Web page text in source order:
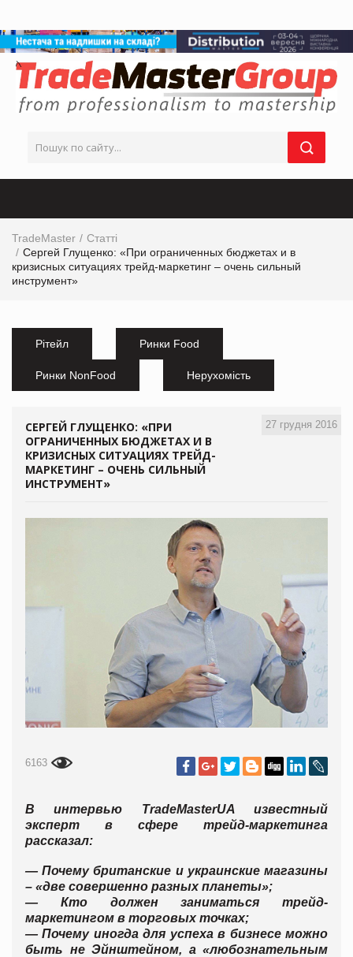
TradeMaster
Статті
Сергей Глущенко: «При ограниченных бюджетах и в
кризисных ситуациях трейд-маркетинг – очень сильный
инструмент»
Рітейл Ринки Food
Ринки NonFood Нерухомість
27 грудня 2016
СЕРГЕЙ ГЛУЩЕНКО: «ПРИ
ОГРАНИЧЕННЫХ БЮДЖЕТАХ И В
КРИЗИСНЫХ СИТУАЦИЯХ ТРЕЙД-
МАРКЕТИНГ – ОЧЕНЬ СИЛЬНЫЙ
ИНСТРУМЕНТ»
6163
В интервью TradeMasterUA известный
эксперт в сфере трейд-маркетинга
рассказал:
— Почему британские и украинские магазины
– «две совершенно разных планеты»;
— Кто должен заниматься трейд-
маркетингом в торговых точках;
— Почему иногда для успеха в бизнесе можно
быть не Эйнштейном, а «любознательным